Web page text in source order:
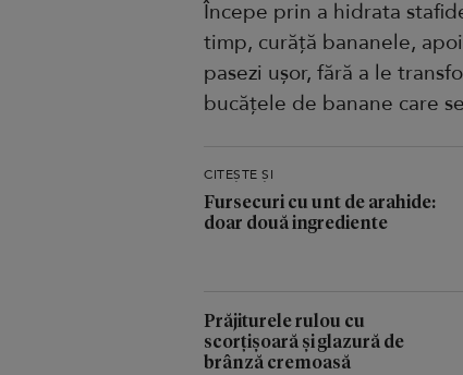
Începe prin a hidrata
timp, curăță bananele,
pasezi ușor, fără a le
bucățele de banane care
CITEȘTE ȘI
Fursecuri cu unt de arahide:
doar două ingrediente
Prăjiturele rulou cu
scorțișoară și glazură de
brânză cremoasă